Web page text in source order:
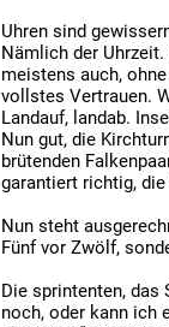
Uhren sind
Nämlich der
meistens auch,
vollstes Vertrauen.
Landauf, landab.
Nun gut, die
brütenden
garantiert richtig,
Nun steht
Fünf vor Zwölf,
Die sprintenten, das
noch, oder kann ich